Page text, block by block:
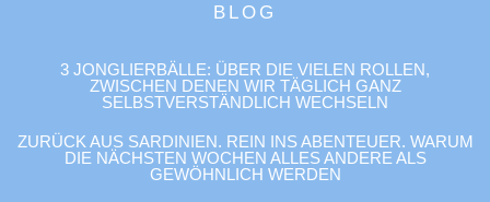
BLOG
3 JONGLIERBÄLLE: ÜBER DIE VIELEN ROLLEN,
ZWISCHEN DENEN WIR TÄGLICH GANZ
SELBSTVERSTÄNDLICH WECHSELN
ZURÜCK AUS SARDINIEN. REIN INS ABENTEUER. WARUM
DIE NÄCHSTEN WOCHEN ALLES ANDERE ALS
GEWÖHNLICH WERDEN